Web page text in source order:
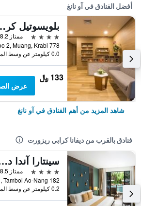
أفضل الفنادق في آو نانغ
4 نجوم
ممتاز 8.2
0.0 كيلومتر عن وسط المدينة
133 ﷼
عرض
شاهد المزيد من أهم الفنادق في آو نانغ
فنادق بالقرب من ديفانا كرابي ريزورت
سينتارا آندا ديفي
4 نجوم
ممتاز 8.5
0.2 كيلومتر عن وسط المدينة